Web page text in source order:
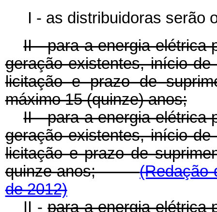
I - as distribuidoras serão
II - para a energia elétrica
geração existentes, início
licitação e prazo de
máximo 15 (quinze) anos;
II - para a energia elétrica
geração existentes, início
licitação e prazo de
quinze anos;(Redação
de 2012)
II -para a energia elétrica